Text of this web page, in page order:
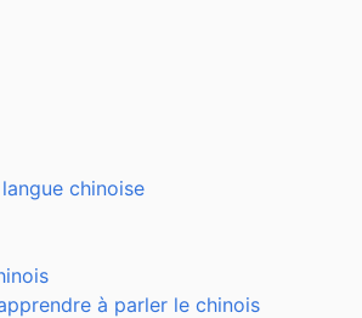
chinoise
à parler le chinois